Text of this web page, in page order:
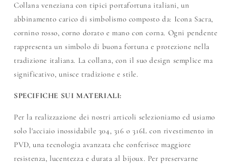
Collana veneziana con tipici portafortuna italiani, un
abbinamento carico di simbolismo composto da: Icona Sacra,
cornino rosso, corno dorato e mano con corna. Ogni pendente
rappresenta un simbolo di buona fortuna e protezione nella
tradizione italiana. La collana, con il suo design semplice ma
significativo, unisce tradizione e stile.
SPECIFICHE SUI MATERIALI:
Per la realizzazione dei nostri articoli selezioniamo ed usiamo
solo l'acciaio inossidabile 304, 316 o 316L con rivestimento in
PVD, una tecnologia avanzata che conferisce maggiore
resistenza, lucentezza e durata al bijoux. Per preservarne